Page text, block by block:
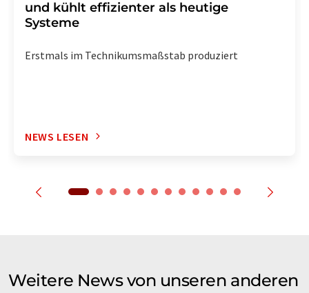
und kühlt effizienter als heutige
Systeme
Erstmals im Technikumsmaßstab produziert
NEWS LESEN
Weitere News von unseren anderen